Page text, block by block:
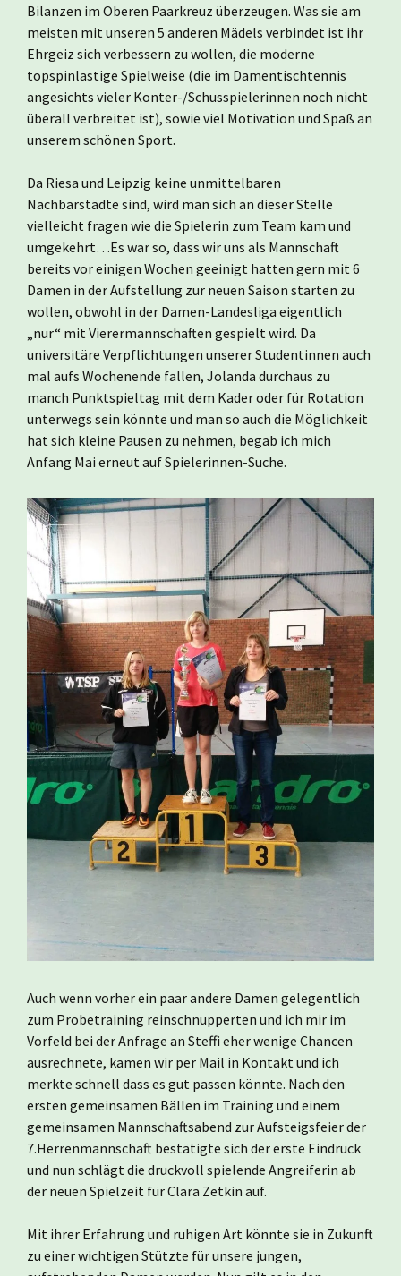
Bilanzen im Oberen Paarkreuz überzeugen. Was sie am
meisten mit unseren 5 anderen Mädels verbindet ist ihr
Ehrgeiz sich verbessern zu wollen, die moderne
topspinlastige Spielweise (die im Damentischtennis
angesichts vieler Konter-/Schusspielerinnen noch nicht
überall verbreitet ist), sowie viel Motivation und Spaß an
unserem schönen Sport.
Da Riesa und Leipzig keine unmittelbaren
Nachbarstädte sind, wird man sich an dieser Stelle
vielleicht fragen wie die Spielerin zum Team kam und
umgekehrt…Es war so, dass wir uns als Mannschaft
bereits vor einigen Wochen geeinigt hatten gern mit 6
Damen in der Aufstellung zur neuen Saison starten zu
wollen, obwohl in der Damen-Landesliga eigentlich
„nur“ mit Vierermannschaften gespielt wird. Da
universitäre Verpflichtungen unserer Studentinnen auch
mal aufs Wochenende fallen, Jolanda durchaus zu
manch Punktspieltag mit dem Kader oder für Rotation
unterwegs sein könnte und man so auch die Möglichkeit
hat sich kleine Pausen zu nehmen, begab ich mich
Anfang Mai erneut auf Spielerinnen-Suche.
Auch wenn vorher ein paar andere Damen gelegentlich
zum Probetraining reinschnupperten und ich mir im
Vorfeld bei der Anfrage an Steffi eher wenige Chancen
ausrechnete, kamen wir per Mail in Kontakt und ich
merkte schnell dass es gut passen könnte. Nach den
ersten gemeinsamen Bällen im Training und einem
gemeinsamen Mannschaftsabend zur Aufsteigsfeier der
7.Herrenmannschaft bestätigte sich der erste Eindruck
und nun schlägt die druckvoll spielende Angreiferin ab
der neuen Spielzeit für Clara Zetkin auf.
Mit ihrer Erfahrung und ruhigen Art könnte sie in Zukunft
zu einer wichtigen Stützte für unsere jungen,